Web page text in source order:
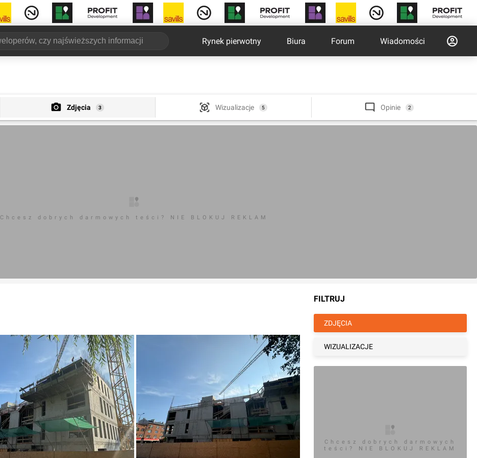
Rynek pierwotny Biura Forum Wiadomości
Zdjęcia 3 Wizualizacje 5 Opinie 2
Chcesz dobrych darmowych teści? NIE BLOKUJ REKLAM
FILTRUJ
ZDJĘCIA
WIZUALIZACJE
Chcesz dobrych darmowych
teści? NIE BLOKUJ REKLAM